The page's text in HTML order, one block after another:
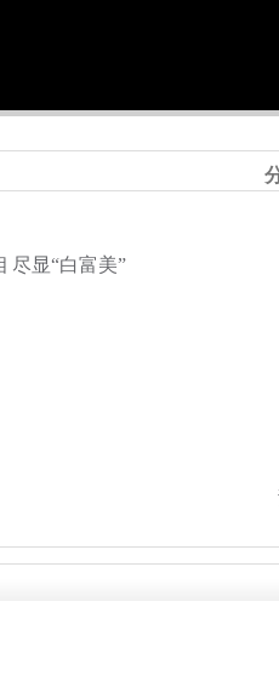
显“白富美”